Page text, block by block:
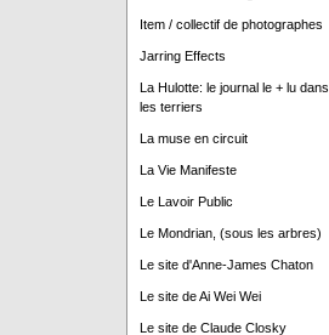
Item / collectif de photographes
Jarring Effects
La Hulotte: le journal le + lu dans
les terriers
La muse en circuit
La Vie Manifeste
Le Lavoir Public
Le Mondrian, (sous les arbres)
Le site d'Anne-James Chaton
Le site de Ai Wei Wei
Le site de Claude Closky